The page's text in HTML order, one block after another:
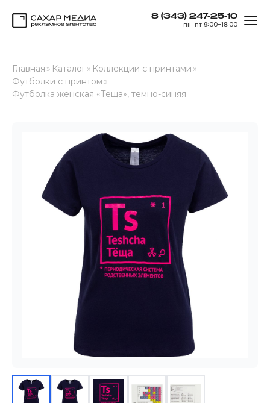
8 (343) 247-25-10
пн–пт 9:00–18:00
Главная » Каталог» Коллекции с принтами »
Футболки с принтом »
Футболка женская «Теща», темно-синяя